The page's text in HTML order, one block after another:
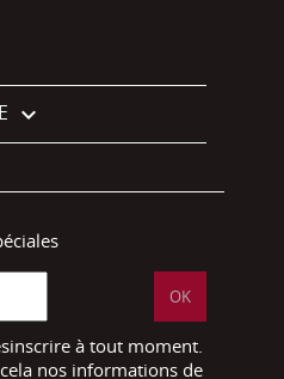

à tout moment.
nos informations de